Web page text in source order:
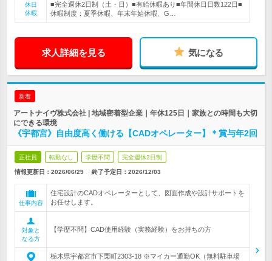
休日
休暇
■完全週休2日制（土・日）■有給休暇あり■年間休日日数122日■
休暇制度：夏季休暇、年末年始休暇、G…
求人詳細を見る 気になる
新着
アートナイヴ株式会社 | 地域密着型企業｜年休125日｜家族との時間も大切
にできる環境
《宇都宮》自由度高く働ける【CADオペレーター】＊賞与年2回
正社員 転勤なし 学歴不問 完全週休2日制
情報更新日：2026/06/29 終了予定日： 2026/12/03
仕事内容
住宅設計のCADオペレーターとして、図面作成や設計サポートを
お任せします。
対象と
なる方
【学歴不問】CAD使用経験（実務経験）をお持ちの方
栃木県宇都宮市下栗町2303-18 ※マイカー通勤OK（無料駐車場